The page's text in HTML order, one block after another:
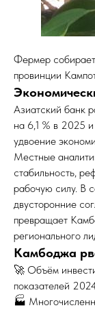
Фермер
провинции
Азиатский банк
на 6,1 % в 2025
удвоение
Местные
стабильность,
рабочую силу. В
двусторонние
превращает
регионального
Камбоджа
🚀 Объём
показателей
🏭